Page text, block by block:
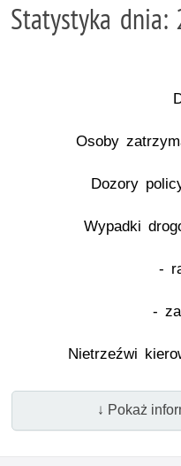
Statystyka dnia:
Osoby
Dozory
Wypadki
-
-
Nietrzeźwi
↓ Pokaż